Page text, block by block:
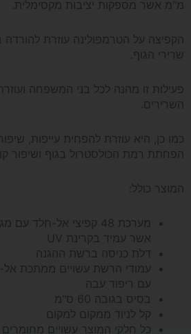
*הובלה
בחינם*
מ"מ אשר מספקות יציבות מקסימלית.
הקפיצה על הטרמפולינה עוזרת
שרירי הגוף.
פעילות זו מהנה לכל בני המשפחה
השרירים.
כמו כן, היא עוזרת להפחית עייפות,
הפחתת רמת הכולסטרול בגוף ושיפור
המוצר כולל:
מערכת 48 קפיצי אל-חלד
אשר עמיד בקרינת UV
דלת כניסה ברשת ההגנה
עמודי הרשת עשויים ממתכת אל-
עם ריפוד עבה
בסיס בגובה 60 ס"מ
קל לניוד ממקום למקום
כל חלקי המוצר עשויים מחומרים